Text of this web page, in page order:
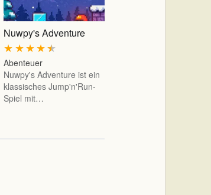
Nuwpy's Adventure
★
★
★
★
★
Abenteuer
Nuwpy's Adventure ist ein
klassisches Jump'n'Run-
Spiel mit…